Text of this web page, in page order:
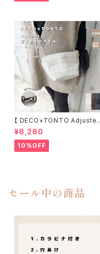
【 DECO×TONTO Adjuster
Zip tonto Mサイズ 】
¥8,280
10%OFF
セール中の商品